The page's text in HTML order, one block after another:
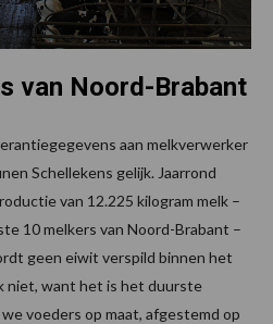
van Noord-Brabant
aan melkverwerker
Schellekens gelijk. Jaarrond
van 12.225 kilogram melk –
10 melkers van Noord-Brabant –
geen eiwit verspild binnen het
niet, want het is het duurste
voeders op maat, afgestemd op